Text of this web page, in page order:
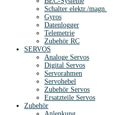
Schalter elektr./magn.
Gyros
Datenlogger
Telemetrie
Zubehör RC
SERVOS
Analoge Servos
Digital Servos
Servorahmen
Servohebel
Zubehör Servos
Ersatzteile Servos
Zubehör